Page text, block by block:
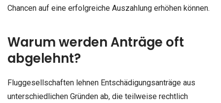
Chancen auf eine erfolgreiche Auszahlung erhöhen können.
Warum werden Anträge oft
abgelehnt?
Fluggesellschaften lehnen Entschädigungsanträge aus
unterschiedlichen Gründen ab, die teilweise rechtlich